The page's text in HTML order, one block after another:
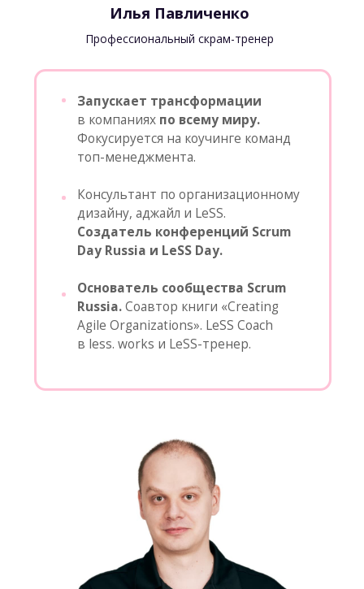
ЗАПИСАТЬСЯ НА ТРЕНИНГ
бизнес-цели и элементы
ЗАПИСАТЬСЯ НА ТРЕНИНГ
цели (Product Goal) и Цели
Спринтов (Sprint Goal)
и фокусировать команду на
самом ценном
Научились описывать элементы
Бэклога продукта
в виде пользовательских
историй и в формате гипотез
Понимаете как оценивать
элементы Бэклога продукта
по стоимости и ценности
Разобрали кейсы
в командной работе и примеры
из личного опыта тренеров
Готовы к сдаче экзамена